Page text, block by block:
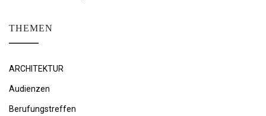
THEMEN
ARCHITEKTUR
Audienzen
Berufungstreffen